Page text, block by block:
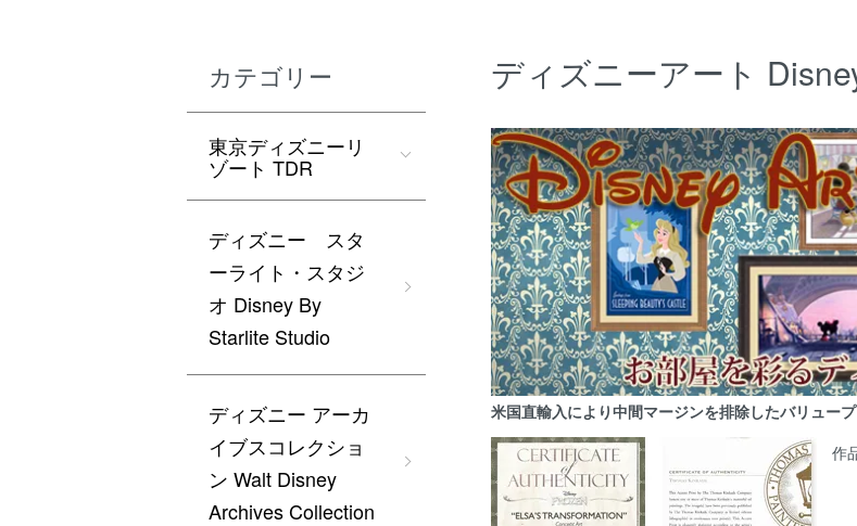
ディズニーアート
米国直輸入により中間マージンを排除したバリュー
作
カテゴリー
東京ディズニーリ
ゾート TDR
ディズニー スタ
ーライト・スタジ
オ Disney By
Starlite Studio
ディズニー アーカ
イブスコレクショ
ン Walt Disney
Archives Collection